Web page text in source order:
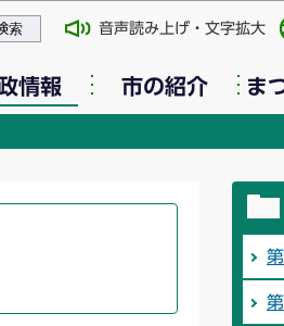
音声読み上げ・文字拡大
情報 市の紹介 ま